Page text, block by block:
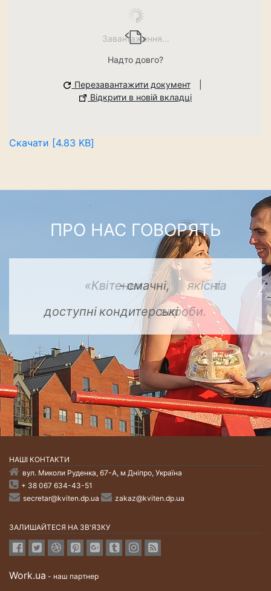
Завантаження...
Надто довго?
Перезавантажити документ
Відкрити в новій вкладці
Скачати [4.83 KB]
ПРО НАС ГОВОРЯТЬ
«Квітень»
-
смачні,
якісні
та
доступні
кондитерські
вироби.
НАШI КОНТАКТИ
вул. Миколи Руденка, 67-А, м Дніпро, Україна
+ 38 067 634-43-51
secretar@kviten.dp.ua
zakaz@kviten.dp.ua
ЗАЛИШАЙТЕСЯ НА ЗВ'ЯЗКУ
Work.ua - наш партнер